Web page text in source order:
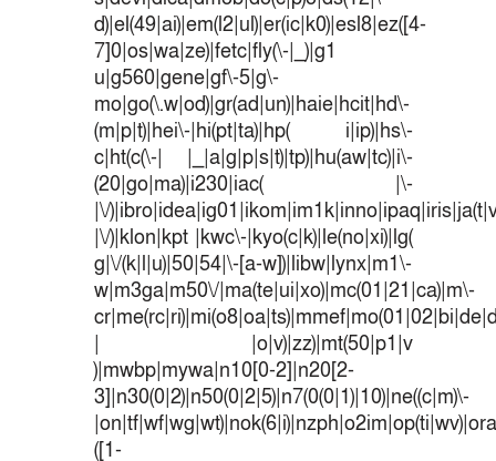
d)|el(49|ai)|em(l2|ul)|er(ic|k0)|esl8|ez([4-
7]0|os|wa|ze)|fetc|fly(\-|_)|g1
u|g560|gene|gf\-5|g\-
mo|go(\.w|od)|gr(ad|un)|haie|hcit|hd\-
(m|p|t)|hei\-|hi(pt|ta)|hp( i|ip)|hs\-
c|ht(c(\-| |_|a|g|p|s|t)|tp)|hu(aw|tc)|i\-
(20|go|ma)|i230|iac( |\-
|\/
|\/)|klon|kpt |kwc\-|kyo(c|k)|le(no|xi)|lg(
g|\/(k|l|u)|50|54|\-[a-w])|libw|lynx|m1\-
w|m3ga|m50\/|ma(te|ui|xo)|mc(01|21|ca)|m\-
| |o|v)|zz)|mt(50|p1|v
)|mwbp|mywa|n10[0-2]|n20[2-
3]|n30(0|2)|n50(0|2|5)|n7(0(0|1)|10)|ne((c|m)\-
([1-